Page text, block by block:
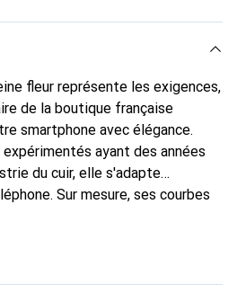
fleur représente les exigences,
de la boutique française
smartphone avec élégance.
ayant des années
du cuir, elle s'adapte
Sur mesure, ses courbes
indispensable pour votre
la marque Noreve est un choix